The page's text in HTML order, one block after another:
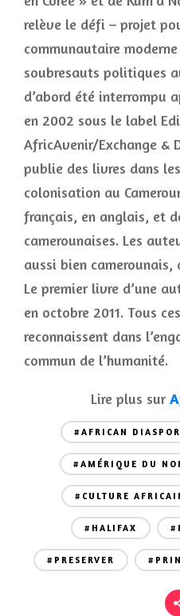
relève le défi – projet
communautaire
soubresauts politiques
d’abord été interrompu
en 2002 sous le label
AfricAvenir/Exchange &
publie des livres dans
colonisation au
français, en anglais, et
camerounaises. Les
aussi bien camerounais,
Le premier livre d’une
en octobre 2011. Tous
reconnaissent dans
commun de l’humanité.
Lire plus sur
#AFRICAN
#AMÉRIQUE DU
#CULTURE
#HALIFAX
#PRESERVER